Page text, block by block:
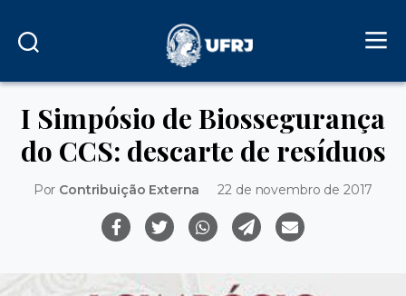
I Simpósio de Biossegurança
do CCS: descarte de resíduos
Por Contribuição Externa 22 de novembro de 2017